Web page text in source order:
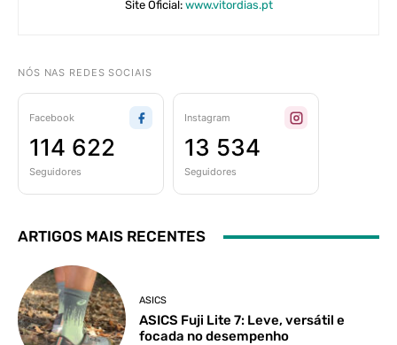
Site Oficial: www.vitordias.pt
NÓS NAS REDES SOCIAIS
Facebook
114 622
Seguidores
Instagram
13 534
Seguidores
ARTIGOS MAIS RECENTES
ASICS
ASICS Fuji Lite 7: Leve, versátil e
focada no desempenho